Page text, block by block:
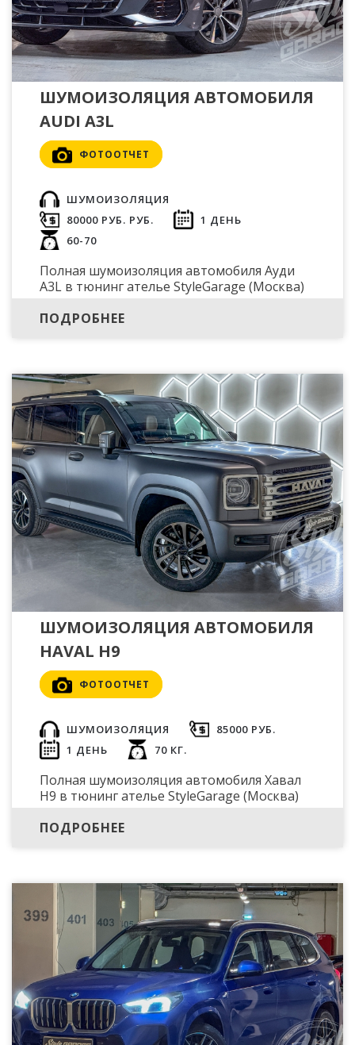
ШУМОИЗОЛЯЦИЯ АВТОМОБИЛЯ
AUDI A3L
ФОТООТЧЕТ
ШУМОИЗОЛЯЦИЯ
80000 РУБ. РУБ.
1 ДЕНЬ
60-70
Полная шумоизоляция автомобиля Ауди
A3L в тюнинг ателье StyleGarage (Москва)
ПОДРОБНЕЕ
ШУМОИЗОЛЯЦИЯ АВТОМОБИЛЯ
HAVAL H9
ФОТООТЧЕТ
ШУМОИЗОЛЯЦИЯ
85000 РУБ.
1 ДЕНЬ
70 КГ.
Полная шумоизоляция автомобиля Хавал
H9 в тюнинг ателье StyleGarage (Москва)
ПОДРОБНЕЕ